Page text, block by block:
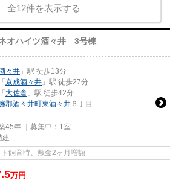
全12件を表示する
オハイツ酒々井 3号棟
々井 」駅 徒歩13分
「京成酒々井 」駅 徒歩27分
「大佐倉 」駅 徒歩42分
郡酒々井町東酒々井 ６丁目
45年 ｜募集中： 1室
建
育時、敷金2ヶ月増額
万円